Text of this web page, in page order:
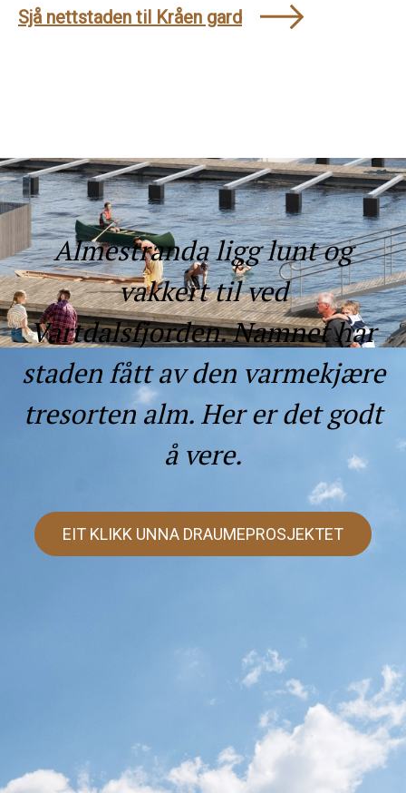
Sjå nettstaden til Kråen gard
Almestranda ligg lunt og
vakkert til ved
Vartdalsfjorden. Namnet har
staden fått av den varmekjære
tresorten alm. Her er det godt
å vere.
EIT KLIKK UNNA DRAUMEPROSJEKTET